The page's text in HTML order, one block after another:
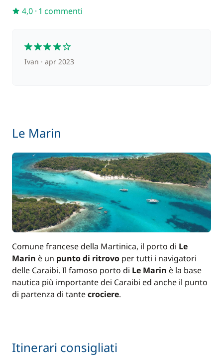
4,0 · 1 commenti
Ivan apr 2023
Le Marin
Comune francese della Martinica, il porto di Le
Marin è un punto di ritrovo per tutti i navigatori
delle Caraibi. Il famoso porto di Le Marin è la base
nautica più importante dei Caraibi ed anche il punto
di partenza di tantecrociere.
Itinerari consigliati